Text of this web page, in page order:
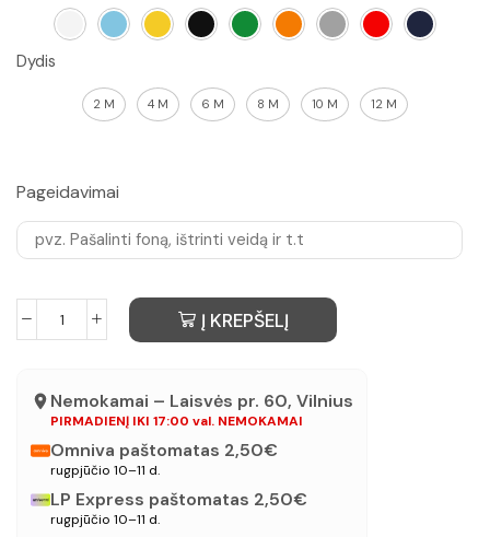
Dydis
2 M 4 M 6 M 8 M 10 M 12 M
Pageidavimai
Į KREPŠELĮ
Nemokamai – Laisvės pr. 60, Vilnius
PIRMADIENĮ IKI 17:00 val. NEMOKAMAI
Omniva paštomatas 2,50€
rugpjūčio 10–11 d.
LP Express paštomatas 2,50€
rugpjūčio 10–11 d.